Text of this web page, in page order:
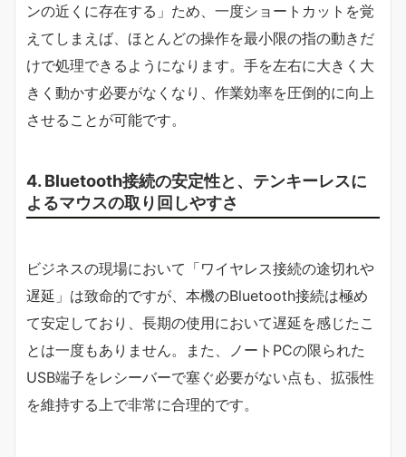
ンの近くに存在する」ため、一度ショートカットを覚
えてしまえば、ほとんどの操作を最小限の指の動きだ
けで処理できるようになります。手を左右に大きく大
きく動かす必要がなくなり、作業効率を圧倒的に向上
させることが可能です。
4. Bluetooth接続の安定性と、テンキーレスに
よるマウスの取り回しやすさ
ビジネスの現場において「ワイヤレス接続の途切れや
遅延」は致命的ですが、本機のBluetooth接続は極め
て安定しており、長期の使用において遅延を感じたこ
とは一度もありません。また、ノートPCの限られた
USB端子をレシーバーで塞ぐ必要がない点も、拡張性
を維持する上で非常に合理的です。